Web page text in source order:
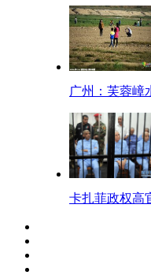
广州：芙蓉嶂
卡扎菲政权高